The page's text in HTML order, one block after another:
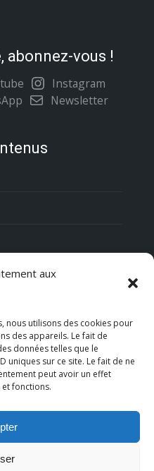
aux
nous utilisons des cookies pour
des appareils. Le fait de
données telles que le
uniques sur ce site. Le fait de ne
peut avoir un effet
fonctions.
abonnez-vous !
Instagram
Newsletter